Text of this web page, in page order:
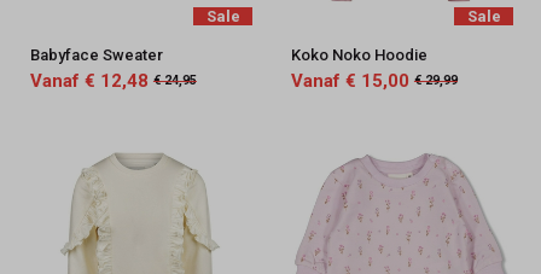
Sale
Babyface Sweater
Vanaf € 12,48 € 24,95
Sale
Koko Noko Hoodie
Vanaf € 15,00 € 29,99